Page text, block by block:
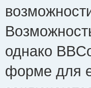
однако
форме для